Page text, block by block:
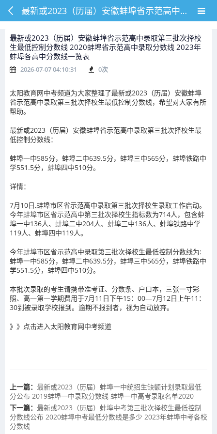
最新或2023（历届）安徽蚌埠省示范高中录取第三批次择校生最低控制分数线 2020蚌埠省示范高中录取分数线 2023年蚌埠各高中分数线一览表
最新或2023（历届）安徽蚌埠省示范高中录取第三批次择校
生最低控制分数线 2020蚌埠省示范高中录取分数线 2023年
蚌埠各高中分数线一览表
2026-07-07 04:10:31 0次
太阳教育网中考频道为大家整理了最新或2023（历届）安徽蚌埠
省示范高中录取第三批次择校生最低控制分数线，希望对大家有所
帮助。
最新或2023（历届）安徽蚌埠省示范高中录取第三批次择校生最
低控制分数线：
蚌埠一中585分，蚌埠二中639.5分，蚌埠三中565分，蚌埠铁路中
学551.5分，蚌埠四中510分。
详情：
7月10日,蚌埠市区省示范高中录取第三批次择校生录取工作启动。
今年蚌埠市区省示范高中第三批次择校生指标数为714人，包含蚌
埠一中136人、蚌埠二中204人、蚌埠三中136人、蚌埠铁路中学
119人、蚌埠四中119人。
今年蚌埠市区省示范高中录取第三批次择校生最低控制分数线为:
蚌埠一中585分，蚌埠二中639.5分，蚌埠三中565分，蚌埠铁路中
学551.5分，蚌埠四中510分。
本批次录取的考生请携带准考证、分数条、户口本，三张一寸彩
照、高一第一学期费用于7月11日下午15：00—7月12日上午11：
30到被录取学校报到。逾期不报到者，视为自动放弃。
》》点击进入太阳教育网中考频道
上一篇： 最新或2023（历届）蚌埠一中统招生缺额计划录取最低
分公布 2019蚌埠一中录取分数线 蚌埠一中高考录取名单2020
下一篇： 最新或2023（历届）蚌埠中考第三批次择校生最低控制
分数线公布 2020蚌埠中考最低分数线是多少 2023年蚌埠中考各校
分数线